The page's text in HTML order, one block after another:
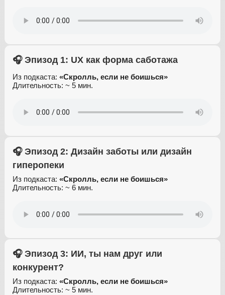
🎧 Эпизод 1: UX как форма саботажа
Из подкаста: «Скролль, если не боишься»
Длительность: ~ 5 мин.
🎧 Эпизод 2: Дизайн заботы или дизайн
гиперопеки
Из подкаста: «Скролль, если не боишься»
Длительность: ~ 6 мин.
🎧 Эпизод 3: ИИ, ты нам друг или
конкурент?
Из подкаста: «Скролль, если не боишься»
Длительность: ~ 5 мин.